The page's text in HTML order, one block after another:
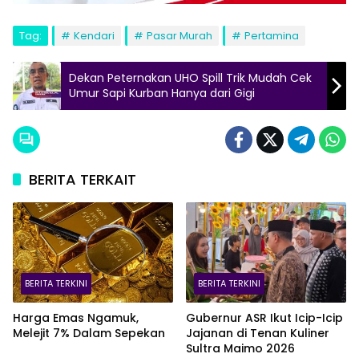
Tag: Kendari Pasar Murah Pertamina
Dekan Peternakan UHO Spill Trik Mudah Cek
Umur Sapi Kurban Hanya dari Gigi
BERITA TERKAIT
BERITA TERKINI
Harga Emas Ngamuk,
Melejit 7% Dalam Sepekan
BERITA TERKINI
Gubernur ASR Ikut Icip-Icip
Jajanan di Tenan Kuliner
Sultra Maimo 2026